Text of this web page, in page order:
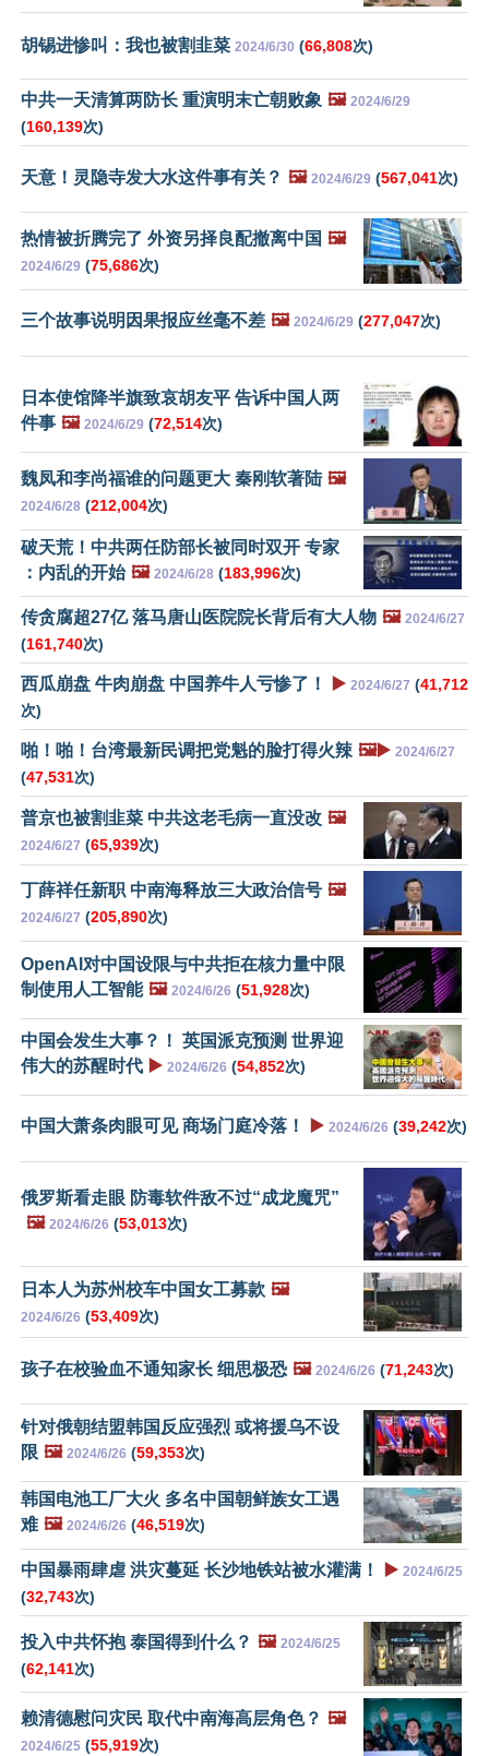
胡锡进惨叫：我也被割韭菜 2024/6/30 (66,808次)
中共一天清算两防长 重演明末亡朝败象 🖼️ 2024/6/29
(160,139次)
天意！灵隐寺发大水这件事有关？ 🖼️ 2024/6/29 (567,041次)
热情被折腾完了 外资另择良配撤离中国 🖼️
2024/6/29 (75,686次)
三个故事说明因果报应丝毫不差 🖼️ 2024/6/29 (277,047次)
日本使馆降半旗致哀胡友平 告诉中国人两
件事 🖼️ 2024/6/29 (72,514次)
魏凤和李尚福谁的问题更大 秦刚软著陆 🖼️
2024/6/28 (212,004次)
破天荒！中共两任防部长被同时双开 专家
：内乱的开始 🖼️ 2024/6/28 (183,996次)
传贪腐超27亿 落马唐山医院院长背后有大人物 🖼️ 2024/6/27
(161,740次)
西瓜崩盘 牛肉崩盘 中国养牛人亏惨了！ ▶️ 2024/6/27 (41,712
次)
啪！啪！台湾最新民调把党魁的脸打得火辣 🖼️▶️ 2024/6/27
(47,531次)
普京也被割韭菜 中共这老毛病一直没改 🖼️
2024/6/27 (65,939次)
丁薛祥任新职 中南海释放三大政治信号 🖼️
2024/6/27 (205,890次)
OpenAI对中国设限与中共拒在核力量中限
制使用人工智能 🖼️ 2024/6/26 (51,928次)
中国会发生大事？！ 英国派克预测 世界迎
伟大的苏醒时代 ▶️ 2024/6/26 (54,852次)
中国大萧条肉眼可见 商场门庭冷落！ ▶️ 2024/6/26 (39,242次)
俄罗斯看走眼 防毒软件敌不过“成龙魔咒”
🖼️ 2024/6/26 (53,013次)
日本人为苏州校车中国女工募款 🖼️
2024/6/26 (53,409次)
孩子在校验血不通知家长 细思极恐 🖼️ 2024/6/26 (71,243次)
针对俄朝结盟韩国反应强烈 或将援乌不设
限 🖼️ 2024/6/26 (59,353次)
韩国电池工厂大火 多名中国朝鲜族女工遇
难 🖼️ 2024/6/26 (46,519次)
中国暴雨肆虐 洪灾蔓延 长沙地铁站被水灌满！ ▶️ 2024/6/25
(32,743次)
投入中共怀抱 泰国得到什么？ 🖼️ 2024/6/25
(62,141次)
赖清德慰问灾民 取代中南海高层角色？ 🖼️
2024/6/25 (55,919次)